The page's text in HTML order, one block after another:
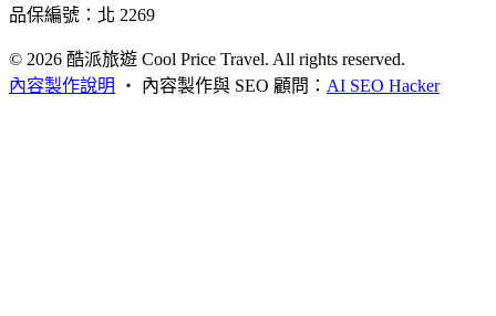
品保編號：北 2269
© 2026 酷派旅遊 Cool Price Travel. All rights reserved.
內容製作說明
・ 內容製作與 SEO 顧問： AI SEO Hacker